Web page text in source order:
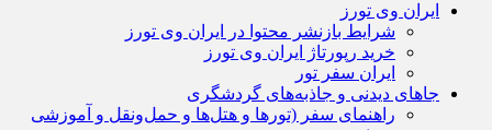
ایران وی تورز
شرایط بازنشر محتوا در ایران وی تورز
خرید رپورتاژ ایران وی تورز
ایران سفر تور
جاهای دیدنی و جاذبه‌های گردشگری
راهنمای سفر (تورها و هتل‌ها و حمل‌و‌نقل و آموزشی